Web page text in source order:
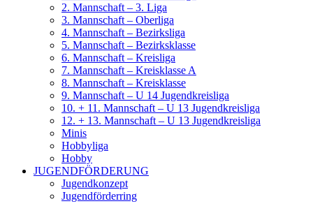
2. Mannschaft – 3. Liga
3. Mannschaft – Oberliga
4. Mannschaft – Bezirksliga
5. Mannschaft – Bezirksklasse
6. Mannschaft – Kreisliga
7. Mannschaft – Kreisklasse A
8. Mannschaft – Kreisklasse
9. Mannschaft – U 14 Jugendkreisliga
10. + 11. Mannschaft – U 13 Jugendkreisliga
12. + 13. Mannschaft – U 13 Jugendkreisliga
Minis
Hobbyliga
Hobby
JUGENDFÖRDERUNG
Jugendkonzept
Jugendförderring